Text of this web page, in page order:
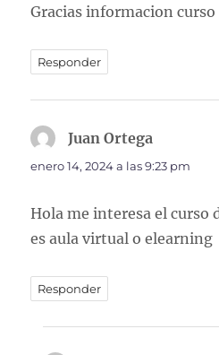
Gracias informacion
Responder
Juan Ortega
enero 14, 2024 a las 9:23 pm
Hola me interesa el curso
es aula virtual o elearning
Responder